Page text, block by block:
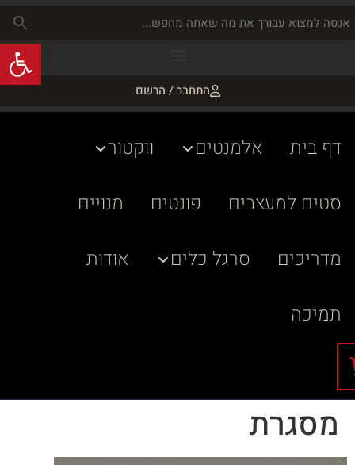
התחבר / הרשם
דף בית אלמנטים
ווקטור
סטים למעצבים
פונטים
מנויים
מדריכים
סרגל כלים
אודות
תמיכה
מסגרת